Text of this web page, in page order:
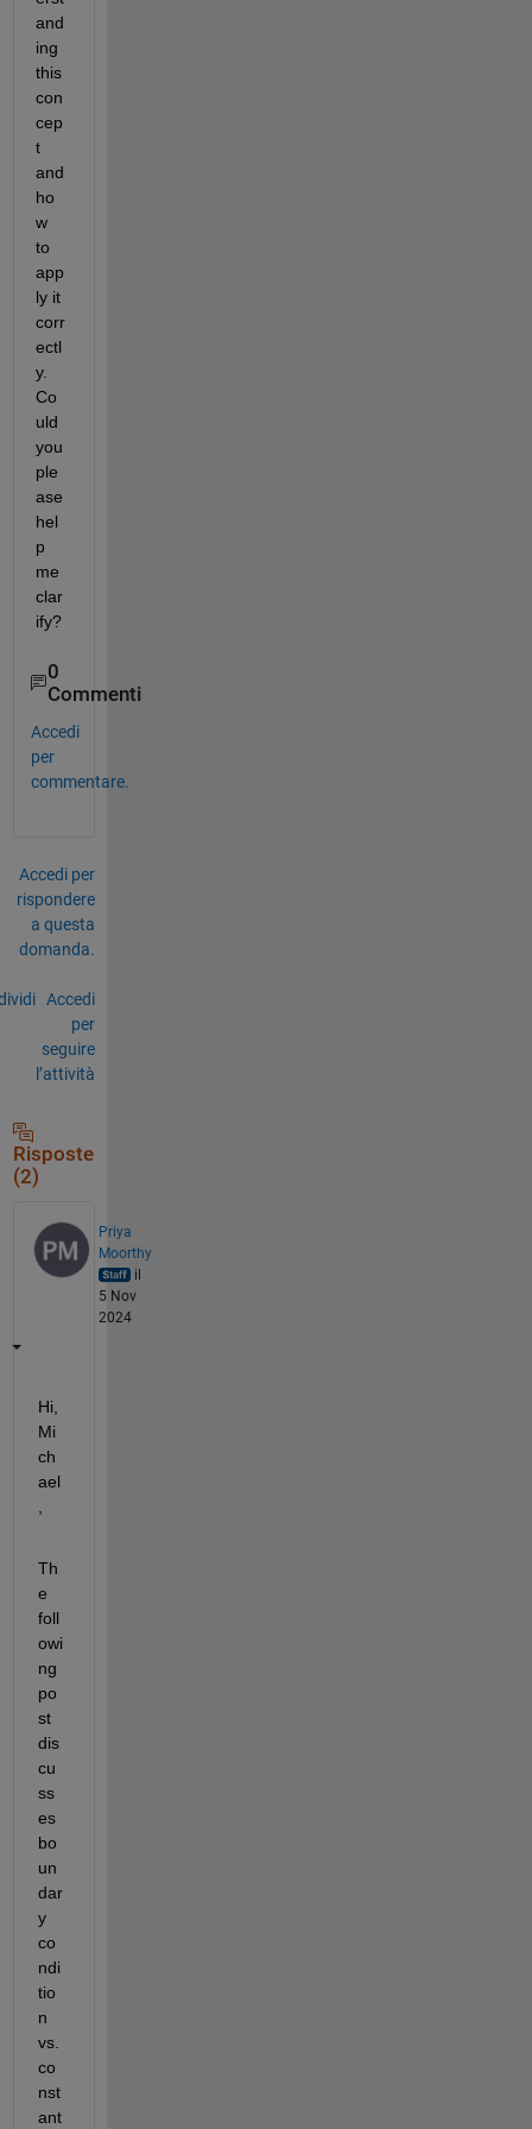
and
ing
this
con
cep
t
and
ho
w
to
app
ly it
corr
ectl
y.
Co
uld
you
ple
ase
hel
p
me
clar
ify?
0
Commenti
Accedi
per
commentare.
Accedi per
rispondere
a questa
domanda.
Accedi
per
seguire
l’attività
Risposte
(2)
Priya
Moorthy
il
5 Nov
2024
Hi,
Mi
ch
ael
Th
e
foll
owi
ng
po
st
dis
cu
ss
es
bo
un
dar
y
co
ndi
tio
n
vs.
co
nst
ant